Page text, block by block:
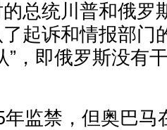
统川普和俄罗
起诉和情报部门
”，即俄罗斯没有
禁，但奥巴马